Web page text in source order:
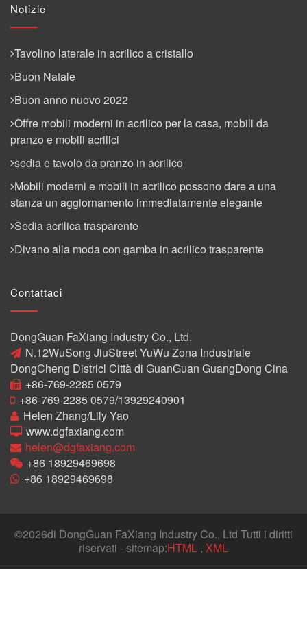
Notizie
Tavolino laterale in acrilico a cristallo
Buon Natale
Buon anno nuovo 2022
Offre mobili moderni in acrilico per la casa, mobili da
pranzo e mobili acrilici
sedia e tavolo da pranzo in acrilico
Mobili moderni e mobili in acrilico possono dare a una
stanza un aggiornamento immediatamente elegante
Sedia acrilica trasparente
Divano alla moda con gamba in acrilico trasparente
Contattaci
DongGuan FaXiang Industry Co., Ltd.
N.12WuSong JiuStreet YuWu Zona Industriale
DongCheng Districl Città di GuanGuan GuangDong Cina
+86-769-2285 0579
+86-769-2285 0579/13929240901
Helen Zhang/Lily Yao
www.dgfaxiang.com
helen@dgfaxiang.com
+86 18929469698
+86 18929469698
©2026di DongGuan FaXiang Industry Co., Ltd Tutti i diritti
riservati - sitemap:HTML , XML